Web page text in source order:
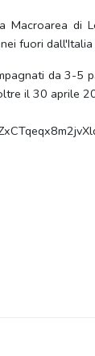
di
fuori
da 3-5
il 30 aprile